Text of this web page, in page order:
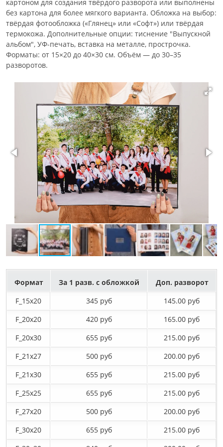
картоном для создания твёрдого разворота или выполнены
без картона для более мягкого варианта. Обложка на выбор:
твёрдая фотообложка («Глянец» или «Софт») или твёрдая
термокожа. Дополнительные опции: тиснение "Выпускной
альбом", УФ-печать, вставка на металле, прострочка.
Форматы: от 15×20 до 40×30 см. Объём — до 30–35
разворотов.
Формат За 1 разв. с обложкой
Доп. разворот
F_15х20
345 руб
145.00 руб
F_20х20
420 руб
165.00 руб
F_20х30
655 руб
215.00 руб
F_21х27
500 руб
200.00 руб
F_21х30
655 руб
215.00 руб
F_25х25
655 руб
215.00 руб
F_27x20
500 руб
200.00 руб
F_30х20
655 руб
215.00 руб